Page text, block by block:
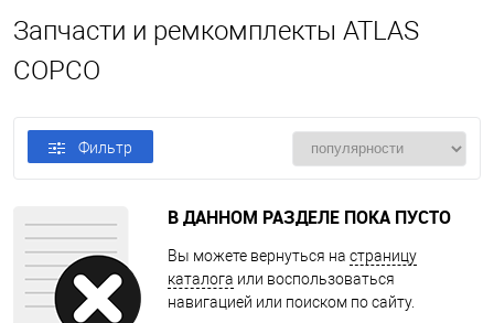
Запчасти и ремкомплекты ATLAS
COPCO
Фильтр
В ДАННОМ РАЗДЕЛЕ ПОКА ПУСТО
Вы можете вернуться на страницу
каталога или воспользоваться
навигацией или поиском по сайту.